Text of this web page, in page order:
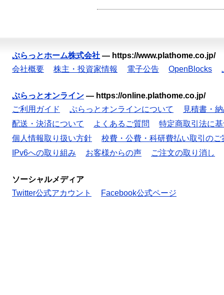
ぷらっとホーム株式会社 — https://www.plathome.co.jp/
会社概要
株主・投資家情報 電子公告 OpenBlocks
ぷらっとオンライン — https://online.plathome.co.jp/
ご利用ガイド
ぷらっとオンラインについて
見積書・
配送・決済について
よくあるご質問
特定商取引法に
個人情報取り扱い方針
校費・公費・科研費払い取引のご
IPv6への取り組み
お客様からの声 ご注文の取り消し
ソーシャルメディア
Twitter公式アカウント
Facebook公式ページ